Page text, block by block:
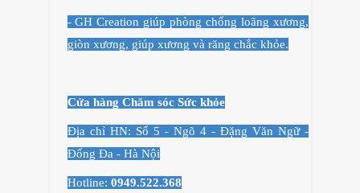
- GH Creation giúp phòng chống loãng xương,
giòn xương, giúp xương và răng chắc khỏe.
Cửa hàng Chăm sóc Sức khỏe
Địa chỉ HN: Số 5 - Ngõ 4 - Đặng Văn Ngữ -
Đống Đa - Hà Nội
Hotline: 0949.522.368